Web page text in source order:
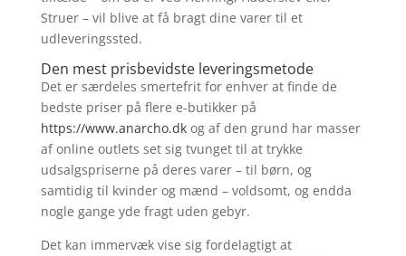
Struer – vil blive at få bragt dine varer til et
udleveringssted.
Den mest prisbevidste leveringsmetode
Det er særdeles smertefrit for enhver at finde de
bedste priser på flere e-butikker på
https://www.anarcho.dkog af den grund har masser
af online outlets set sig tvunget til at trykke
udsalgspriserne på deres varer – til børn, og
samtidig til kvinder og mænd – voldsomt, og endda
nogle gange yde fragt uden gebyr.
Det kan immervæk vise sig fordelagtigt at